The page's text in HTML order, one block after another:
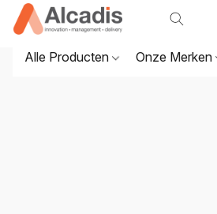
Alle Producten Onze Merken